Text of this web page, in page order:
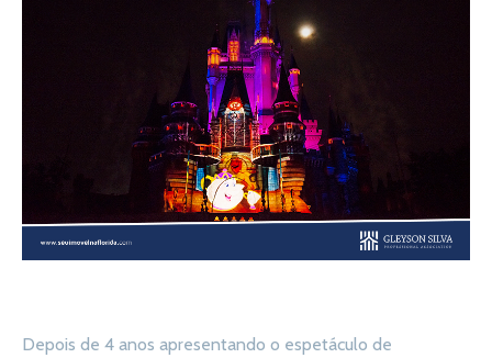
Depois de 4 anos apresentando o espetáculo de